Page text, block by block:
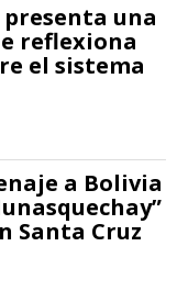
una
reflexiona
el sistema
a Bolivia
Santa Cruz